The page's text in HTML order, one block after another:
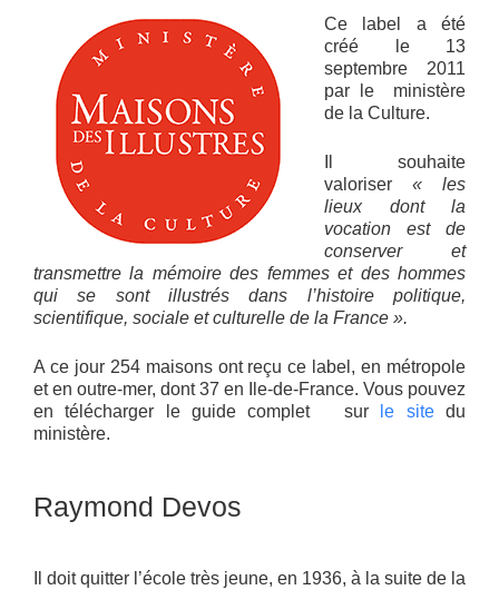
Ce label a été
créé le 13
septembre 2011
par le ministère
de la Culture.
Il souhaite
valoriser « les
lieux dont la
vocation est de
conserver et
transmettre la mémoire des femmes et des hommes
qui se sont illustrés dans l’histoire politique,
scientifique, sociale et culturelle de la France ».
A ce jour 254 maisons ont reçu ce label, en métropole
et en outre-mer, dont 37 en Ile-de-France. Vous pouvez
en télécharger le guide complet sur
le sitedu
ministère.
Raymond Devos
Il doit quitter l’école très jeune, en 1936, à la suite de la